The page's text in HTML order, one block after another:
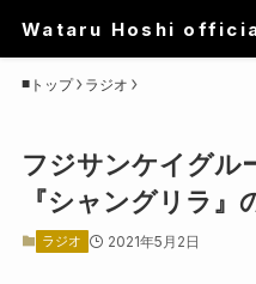
Wataru Hoshi
トップ ラジオ
フジサンケイグル
『シャングリラ』
ラジオ 2021年5月2日